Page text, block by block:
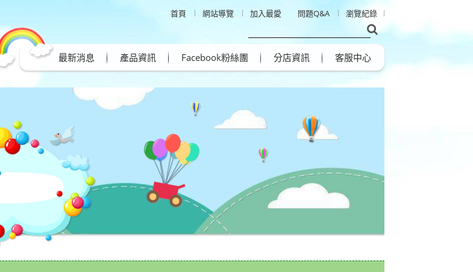
首頁 網站導覽 加入最愛 問題Q&A 瀏覽紀錄
最新消息 產品資訊 Facebook粉絲團 分店資訊 客服中心